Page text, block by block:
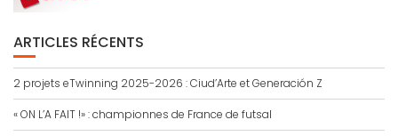
ARTICLES RÉCENTS
2 projets eTwinning 2025-2026 : Ciud’Arte et Generación Z
« ON L’A FAIT !» : championnes de France de futsal